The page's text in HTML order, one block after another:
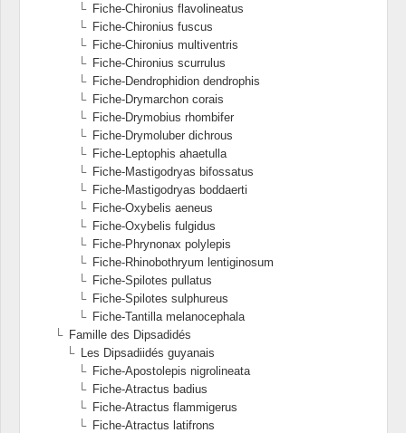
Fiche-Chironius flavolineatus
Fiche-Chironius fuscus
Fiche-Chironius multiventris
Fiche-Chironius scurrulus
Fiche-Dendrophidion dendrophis
Fiche-Drymarchon corais
Fiche-Drymobius rhombifer
Fiche-Drymoluber dichrous
Fiche-Leptophis ahaetulla
Fiche-Mastigodryas bifossatus
Fiche-Mastigodryas boddaerti
Fiche-Oxybelis aeneus
Fiche-Oxybelis fulgidus
Fiche-Phrynonax polylepis
Fiche-Rhinobothryum lentiginosum
Fiche-Spilotes pullatus
Fiche-Spilotes sulphureus
Fiche-Tantilla melanocephala
Famille des Dipsadidés
Les Dipsadiidés guyanais
Fiche-Apostolepis nigrolineata
Fiche-Atractus badius
Fiche-Atractus flammigerus
Fiche-Atractus latifrons